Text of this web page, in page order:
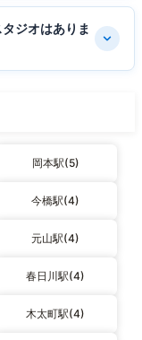
ジオはありま
岡本駅(5)
今橋駅(4)
元山駅(4)
春日川駅(4)
木太町駅(4)